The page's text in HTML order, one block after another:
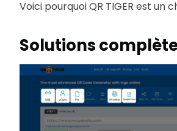
Voici pourquoi QR TIGER est un
Solutions